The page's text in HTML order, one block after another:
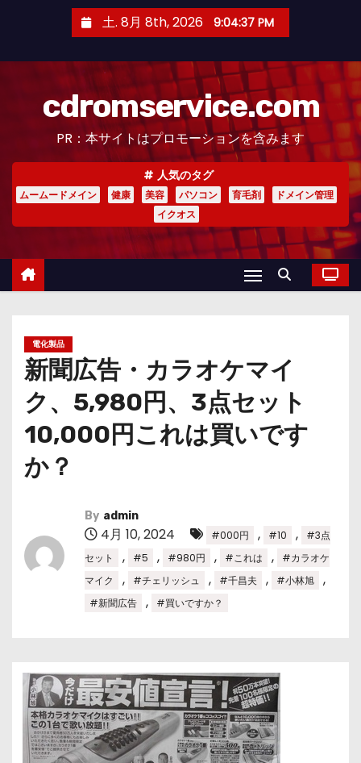
土. 8月 8th, 2026 9:04:38 PM
cdromservice.com
PR：本サイトはプロモーションを含みます
人気のタグ
ムームードメイン 健康 美容 パソコン 育毛剤
ドメイン管理
イクオス
電化製品
新聞広告・カラオケマイ
ク、5,980円、3点セット
10,000円これは買いです
か？
By admin
4月 10, 2024 #000円 , #10 ,
#3点
セット
, #5 , #980円 , #これは ,
#カラオケ
マイク
, #チェリッシュ , #千昌夫 , #小林旭 ,
#新聞広告 , #買いですか？